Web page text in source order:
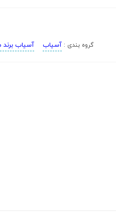
گروه بندی :آسیاب آسیاب برند